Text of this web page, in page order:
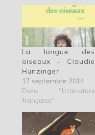
La langue des
oiseaux – Claudie
Hunzinger
17 septembre 2014
Dans "Littérature
française"